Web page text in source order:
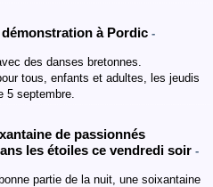
démonstration à Pordic -
des danses bretonnes.
tous, enfants et adultes, les jeudis
5 septembre.
de passionnés
les étoiles ce vendredi soir -
partie de la nuit, une soixantaine